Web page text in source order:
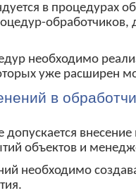
в процедурах
необходимо
уже расширен
в
допускается
объектов и
необходимо